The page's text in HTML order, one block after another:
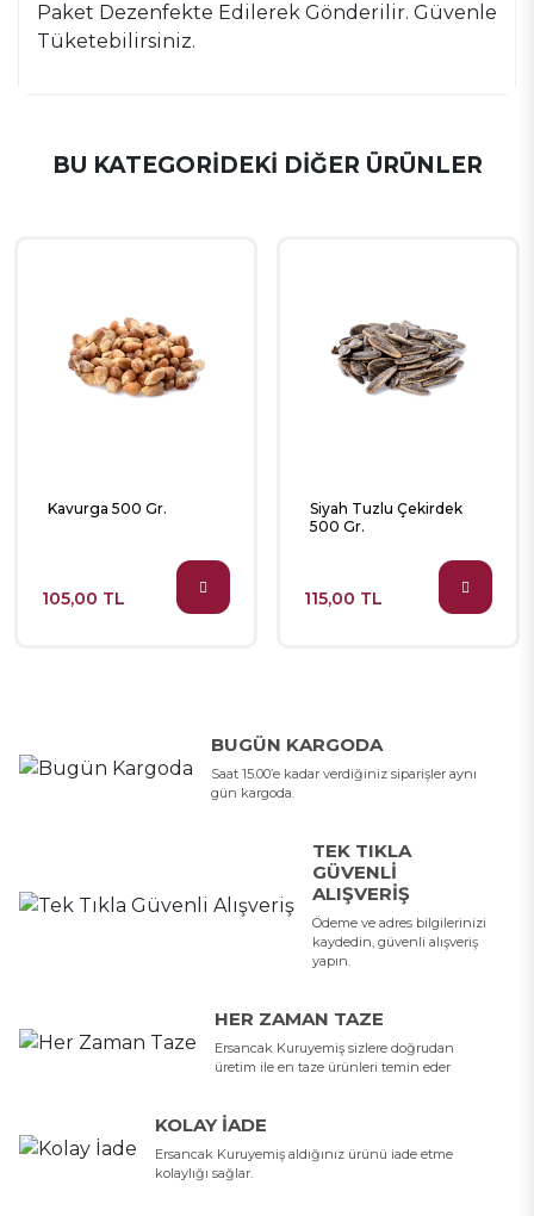
Paket Dezenfekte Edilerek Gönderilir. Güvenle
Tüketebilirsiniz.
BU KATEGORIDEKI DIĞER ÜRÜNLER
Kavurga 500 Gr.
105,00 TL
Siyah Tuzlu Çekirdek
500 Gr.
115,00 TL
BUGÜN KARGODA
Saat 15.00’e kadar verdiğiniz siparişler aynı
gün kargoda.
TEK TIKLA
GÜVENLI
ALIŞVERIŞ
Ödeme ve adres bilgilerinizi
kaydedin, güvenli alışveriş
yapın.
HER ZAMAN TAZE
Ersancak Kuruyemiş sizlere doğrudan
üretim ile en taze ürünleri temin eder
KOLAY İADE
Ersancak Kuruyemiş aldığınız ürünü iade etme
kolaylığı sağlar.